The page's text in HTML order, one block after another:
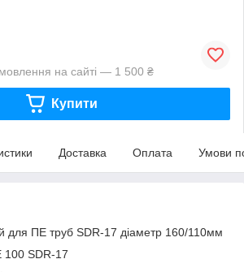
на сайті — 1 500 ₴
Купити
Доставка Оплата Умови
для ПЕ труб SDR-17 діаметр 160/110мм
100 SDR-17